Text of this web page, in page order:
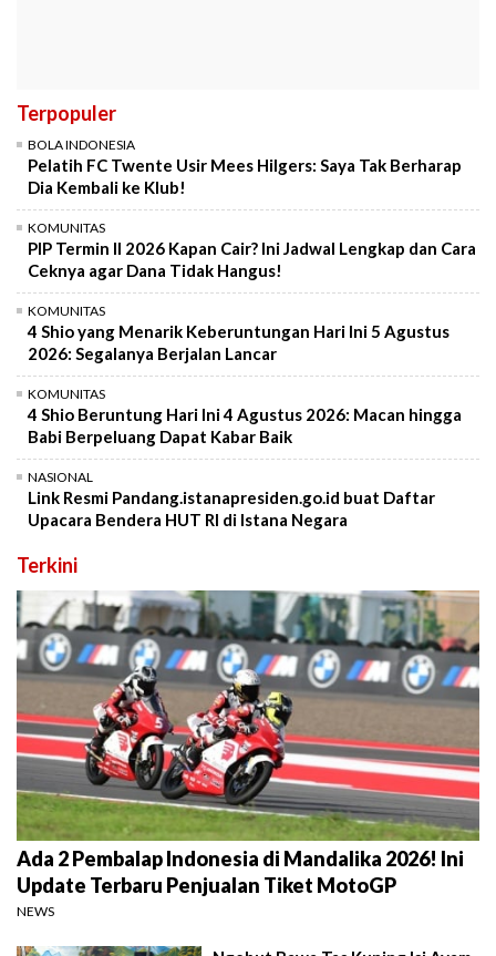
Terpopuler
BOLA INDONESIA
Pelatih FC Twente Usir Mees Hilgers: Saya Tak Berharap
Dia Kembali ke Klub!
KOMUNITAS
PIP Termin II 2026 Kapan Cair? Ini Jadwal Lengkap dan Cara
Ceknya agar Dana Tidak Hangus!
KOMUNITAS
4 Shio yang Menarik Keberuntungan Hari Ini 5 Agustus
2026: Segalanya Berjalan Lancar
KOMUNITAS
4 Shio Beruntung Hari Ini 4 Agustus 2026: Macan hingga
Babi Berpeluang Dapat Kabar Baik
NASIONAL
Link Resmi Pandang.istanapresiden.go.id buat Daftar
Upacara Bendera HUT RI di Istana Negara
Terkini
Ada 2 Pembalap Indonesia di Mandalika 2026! Ini
Update Terbaru Penjualan Tiket MotoGP
NEWS